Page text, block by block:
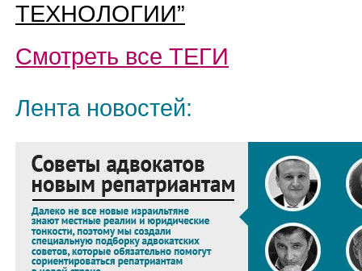
ТЕХНОЛОГИИ”
Смотреть все ТЕГИ
Лента новостей: